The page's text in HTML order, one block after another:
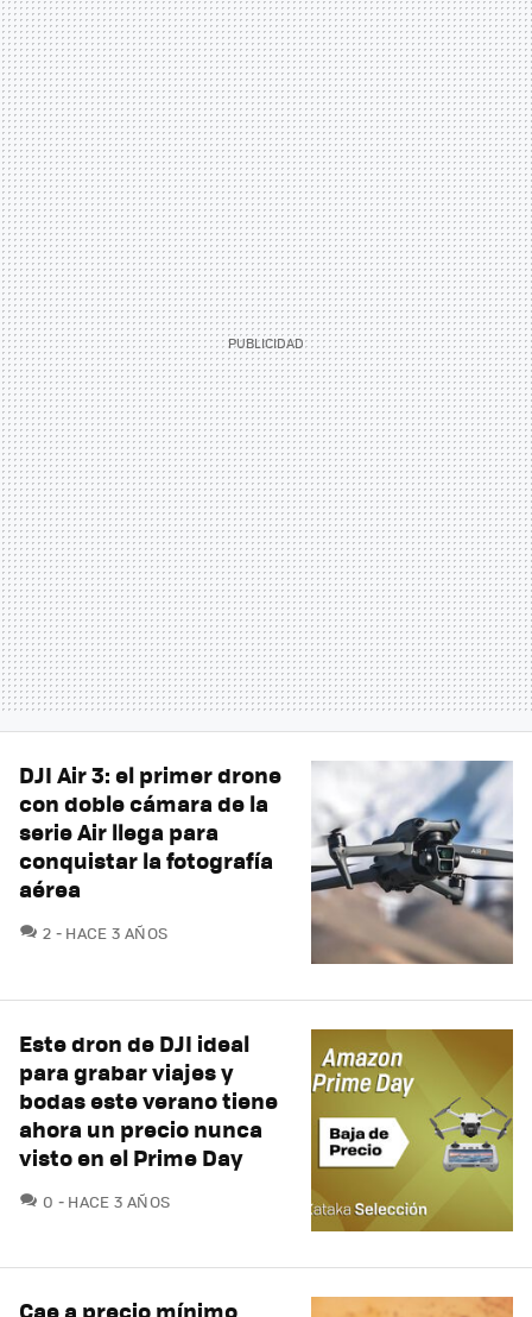
DJI Air 3: el primer drone
con doble cámara de la
serie Air llega para
conquistar la fotografía
aérea
2 COMENTARIOS
HACE 3 AÑOS
Este dron de DJI ideal
para grabar viajes y
bodas este verano tiene
ahora un precio nunca
visto en el Prime Day
0 COMENTARIOS
HACE 3 AÑOS
Cae a precio mínimo